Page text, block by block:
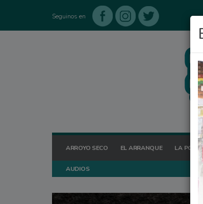
Seguinos en
ARROYO SECO EL ARRANQUE LA
AUDIOS